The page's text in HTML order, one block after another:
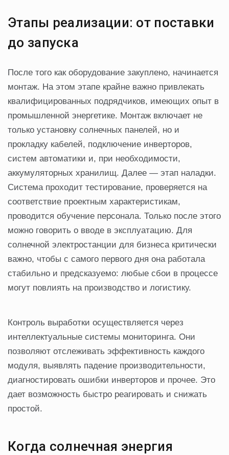
Этапы реализации: от поставки
до запуска
После того как оборудование закуплено, начинается
монтаж. На этом этапе крайне важно привлекать
квалифицированных подрядчиков, имеющих опыт в
промышленной энергетике. Монтаж включает не
только установку солнечных панелей, но и
прокладку кабелей, подключение инверторов,
систем автоматики и, при необходимости,
аккумуляторных хранилищ. Далее — этап наладки.
Система проходит тестирование, проверяется на
соответствие проектным характеристикам,
проводится обучение персонала. Только после этого
можно говорить о вводе в эксплуатацию. Для
солнечной электростанции для бизнеса критически
важно, чтобы с самого первого дня она работала
стабильно и предсказуемо: любые сбои в процессе
могут повлиять на производство и логистику.
Контроль выработки осуществляется через
интеллектуальные системы мониторинга. Они
позволяют отслеживать эффективность каждого
модуля, выявлять падение производительности,
диагностировать ошибки инверторов и прочее. Это
дает возможность быстро реагировать и снижать
простой.
Когда солнечная энергия